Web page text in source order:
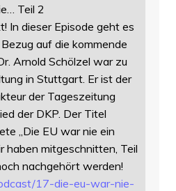
Teil 2
In dieser Episode geht es
auf die kommende
Arnold Schölzel war zu
in Stuttgart. Er ist der
der Tageszeitung
der DKP. Der Titel
„Die EU war nie ein
haben mitgeschnitten, Teil
nachgehört werden!
17-die-eu-war-nie-